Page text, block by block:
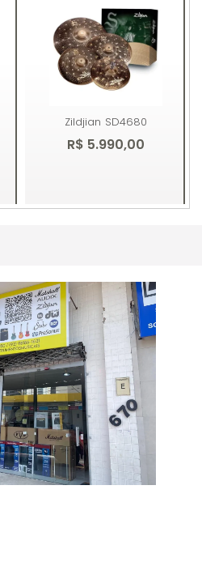
Zildjian SD4680
R$ 5.990,00